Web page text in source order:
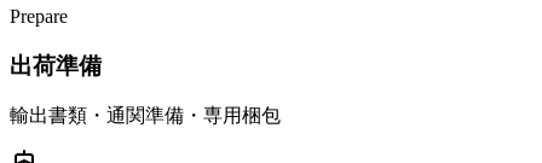
Prepare
出荷準備
輸出書類・通関準備・専用梱包